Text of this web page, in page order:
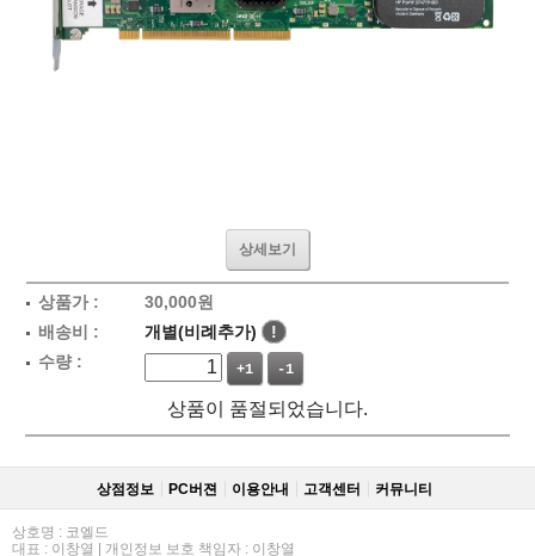
상세보기
상품가 : 30,000원
배송비 :
개별(비례추가)
!
수량 :
+1 -1
상품이 품절되었습니다.
상점정보 PC버젼 이용안내 고객센터 커뮤니티
상호명 : 코엘드
대표 : 이창열 | 개인정보 보호 책임자 : 이창열